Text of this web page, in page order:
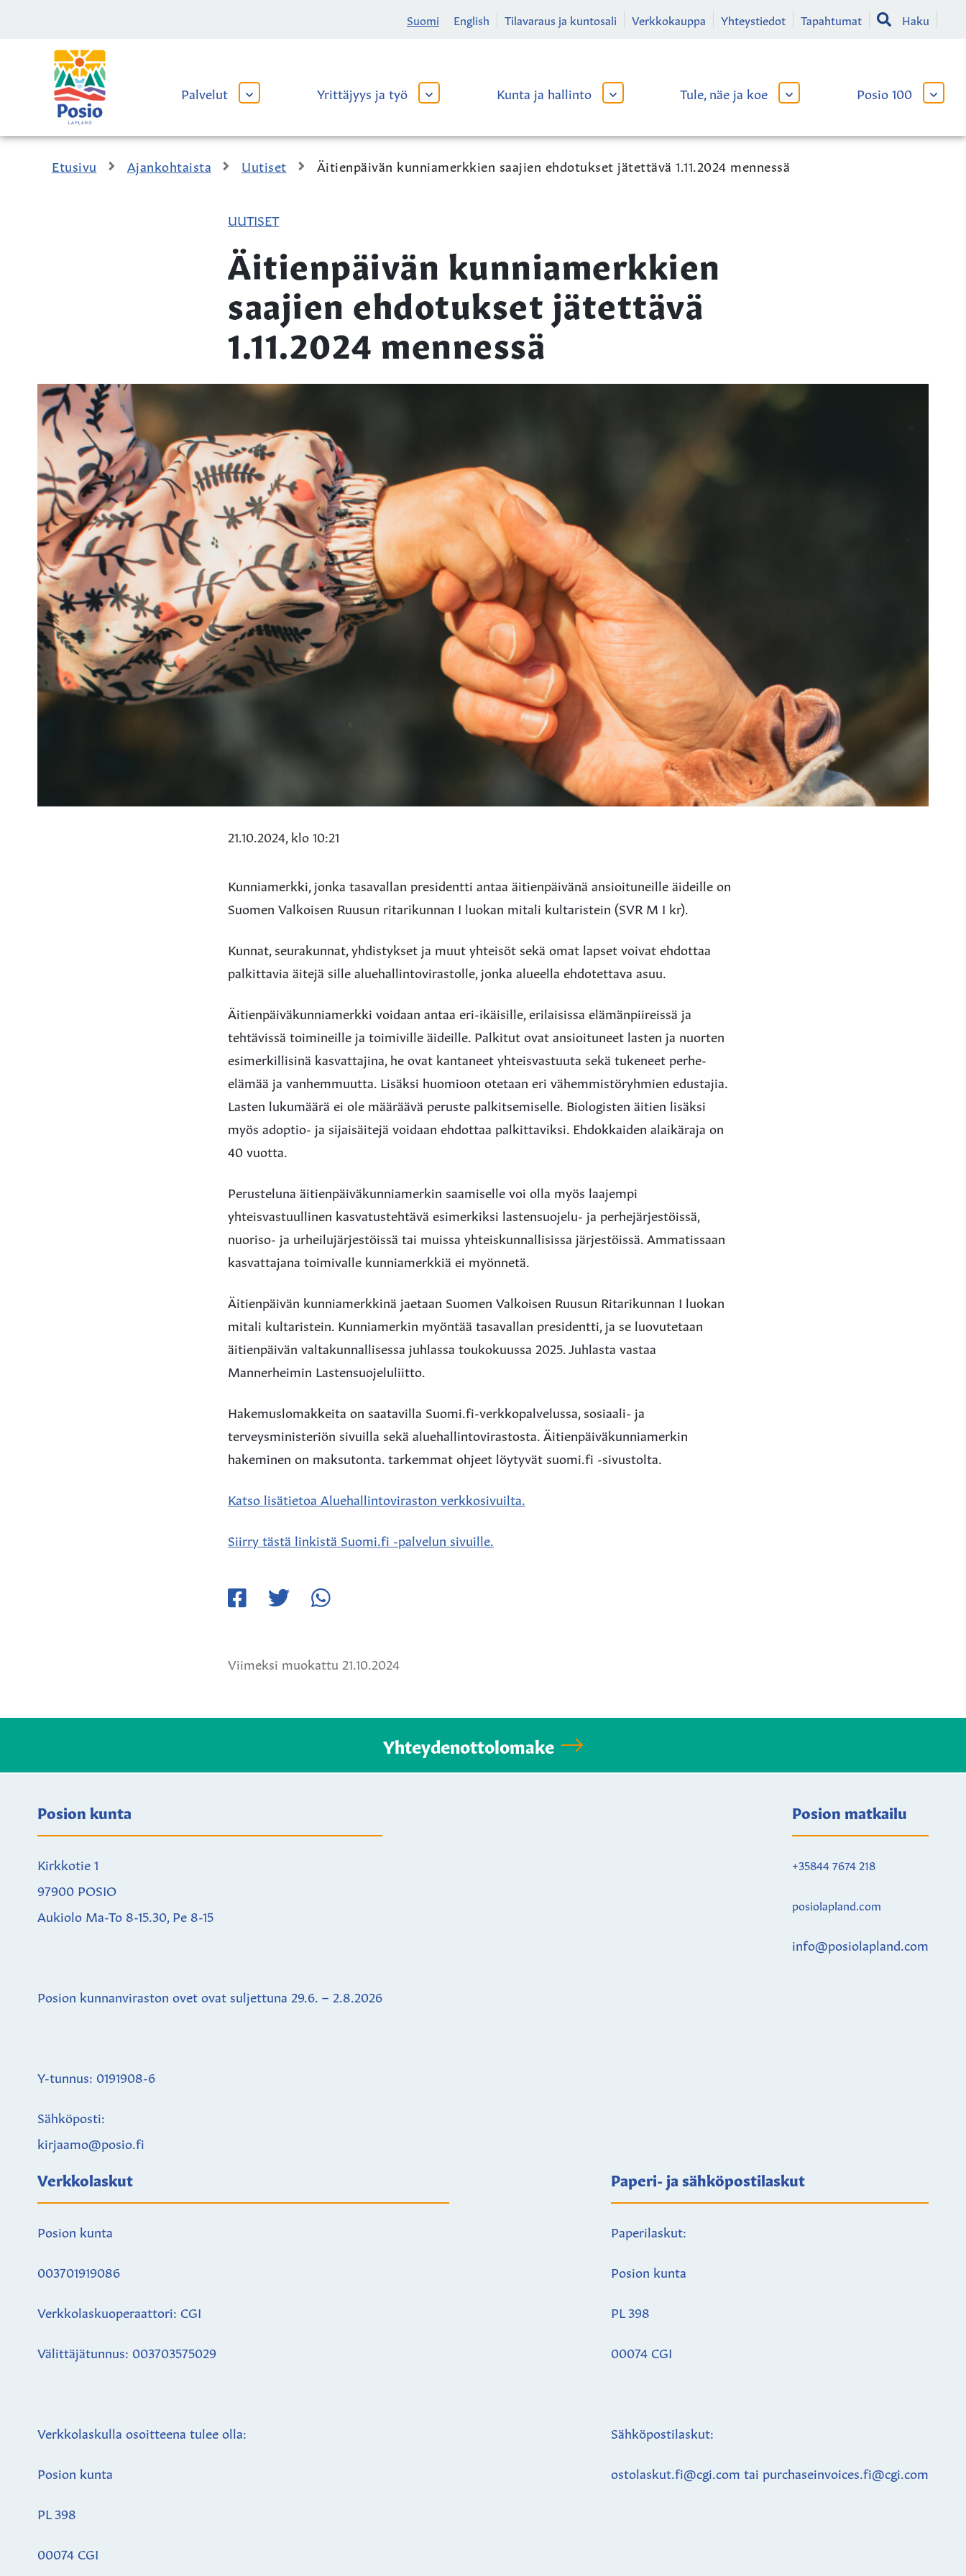
Suomi English Tilavaraus ja kuntosali Verkkokauppa Yhteystiedot Tapahtumat Haku
Kaupungin
logo
Palvelut
AVAA
ALAVALIKKO
Yrittäjyys ja työ
AVAA
ALAVALIKKO
Kunta ja hallinto
AVAA
ALAVALIKKO
Tule, näe ja koe
AVAA
ALAVALIKKO
Posio 100
AVAA
Etusivu Ajankohtaista Uutiset Äitienpäivän kunniamerkkien saajien ehdotukset jätettävä 1.11.2024 mennessä
UUTISET
Äitienpäivän kunniamerkkien
saajien ehdotukset jätettävä
1.11.2024 mennessä
21.10.2024, klo 10:21
Kunniamerkki, jonka tasavallan presidentti antaa äitienpäivänä ansioituneille äideille on
Suomen Valkoisen Ruusun ritarikunnan I luokan mitali kultaristein (SVR M I kr).
Kunnat, seurakunnat, yhdistykset ja muut yhteisöt sekä omat lapset voivat ehdottaa
palkittavia äitejä sille aluehallintovirastolle, jonka alueella ehdotettava asuu.
Äitienpäiväkunniamerkki voidaan antaa eri-ikäisille, erilaisissa elämänpiireissä ja
tehtävissä toimineille ja toimiville äideille. Palkitut ovat ansioituneet lasten ja nuorten
esimerkillisinä kasvattajina, he ovat kantaneet yhteisvastuuta sekä tukeneet perhe-
elämää ja vanhemmuutta. Lisäksi huomioon otetaan eri vähemmistöryhmien edustajia.
Lasten lukumäärä ei ole määräävä peruste palkitsemiselle. Biologisten äitien lisäksi
myös adoptio- ja sijaisäitejä voidaan ehdottaa palkittaviksi. Ehdokkaiden alaikäraja on
40 vuotta.
Perusteluna äitienpäiväkunniamerkin saamiselle voi olla myös laajempi
yhteisvastuullinen kasvatustehtävä esimerkiksi lastensuojelu- ja perhejärjestöissä,
nuoriso- ja urheilujärjestöissä tai muissa yhteiskunnallisissa järjestöissä. Ammatissaan
kasvattajana toimivalle kunniamerkkiä ei myönnetä.
Äitienpäivän kunniamerkkinä jaetaan Suomen Valkoisen Ruusun Ritarikunnan I luokan
mitali kultaristein. Kunniamerkin myöntää tasavallan presidentti, ja se luovutetaan
äitienpäivän valtakunnallisessa juhlassa toukokuussa 2025. Juhlasta vastaa
Mannerheimin Lastensuojeluliitto.
Hakemuslomakkeita on saatavilla Suomi.fi-verkkopalvelussa, sosiaali- ja
terveysministeriön sivuilla sekä aluehallintovirastosta. Äitienpäiväkunniamerkin
hakeminen on maksutonta. tarkemmat ohjeet löytyvät suomi.fi -sivustolta.
Katso lisätietoa Aluehallintoviraston verkkosivuilta.
Siirry tästä linkistä Suomi.fi -palvelun sivuille.
Viimeksi muokattu 21.10.2024
Yhteydenottolomake
Posion kunta
Kirkkotie 1
97900 POSIO
Aukiolo Ma-To 8-15.30, Pe 8-15
Posion kunnanviraston ovet ovat suljettuna 29.6. – 2.8.2026
Y-tunnus: 0191908-6
Sähköposti:
kirjaamo@posio.fi
Posion matkailu
+35844 7674 218
posiolapland.com
info@posiolapland.com
Verkkolaskut
Posion kunta
003701919086
Verkkolaskuoperaattori: CGI
Välittäjätunnus: 003703575029
Verkkolaskulla osoitteena tulee olla:
Posion kunta
PL 398
00074 CGI
Paperi- ja sähköpostilaskut
Paperilaskut:
Posion kunta
PL 398
00074 CGI
Sähköpostilaskut:
ostolaskut.fi@cgi.com tai purchaseinvoices.fi@cgi.com